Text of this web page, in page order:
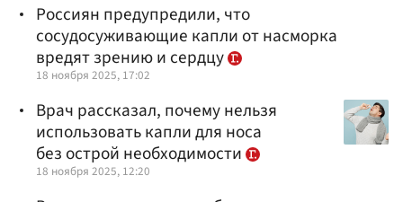
Россиян предупредили, что
сосудосуживающие капли от насморка
вредят зрению и сердцу
18 ноября 2025, 17:02
Врач рассказал, почему нельзя
использовать капли для носа
без острой необходимости
18 ноября 2025, 12:20